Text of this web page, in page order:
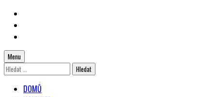
navigation
main
content
to
footer
Menu
Vyhledávání
DOMŮ